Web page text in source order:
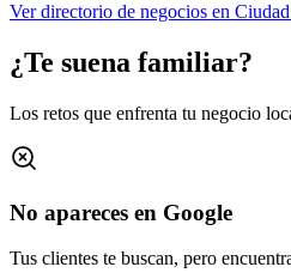
Ver directorio de negocios en
¿Te suena familiar?
Los retos que enfrenta tu negocio
No apareces en Google
Tus clientes te buscan, pero